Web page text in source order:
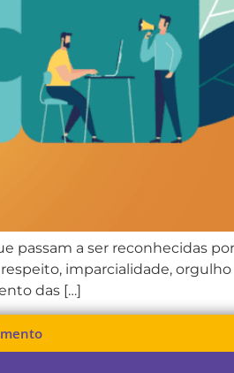
passam a ser reconhecidas
imparcialidade, orgulho
das […]